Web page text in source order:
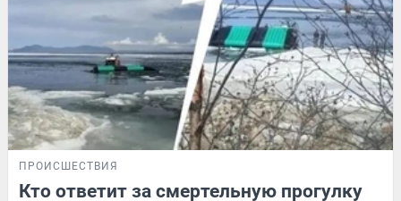
ПРОИСШЕСТВИЯ
Кто ответит за смертельную прогулку